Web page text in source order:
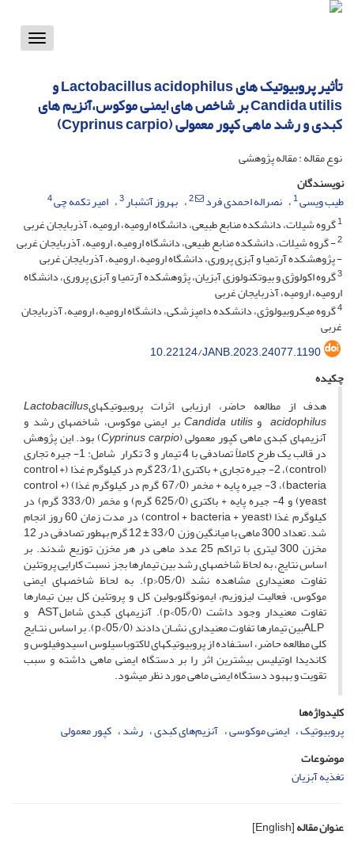
Toggle
تأثیر پروبیوتیک های Lactobacillus acidophilus و
Candida utilis بر شاخص های ایمنی موکوس،آنزیم های
کبدی و رشد ماهی کپور معمولی (Cyprinus carpio)
نوع مقاله : مقاله پژوهشی
نویسندگان
طیب ویسی1 نصراله احمدی فرد 2 بهروز آتشبار3 امیر تکمه چی4
1گروه شیلات، دانشکده منابع طبیعی، دانشگاه ارومیه، ارومیه، آذربایجان غربی
2- گروه شیلات، دانشکده منابع طبیعی، دانشگاه ارومیه، ارومیه، آذربایجان غربی
- پژوهشکده آرتمیا و آبزی پروری، دانشگاه ارومیه، ارومیه، آذربایجان غربی
3گروه اکولوژی و بیوتکنولوزی آبزیان، پژوهشکده آرتمیا و آبزی پروری، دانشگاه
ارومیه، ارومیه، آذربایجان غربی
4گروه میکروبیولوژی، دانشکده دامپزشکی، دانشگاه ارومیه، ارومیه، آذربایجان
غربی
10.22124/JANB.2023.24077.1190
چکیده
هدف از مطالعه حاضر، ارزیابی اثرات پروبیوتیک­هایLactobacillus
acidophilus وCandida utilisبر ایمنی موکوس، شاخص­های رشد و
آنزیم­های کبدی ماهی کپور معمولی ( Cyprinuscarpio ) بود. این پژوهش
در قالب یک طرح کاملاً تصادفی با 4 تیمار و 3 تکرار شامل: 1- جیره تجاری
(control)، 2- جیره تجاری + باکتری (23/1 گرم در کیلوگرم غذا (control +
bacteria)، 3- جیره پایه + مخمر (67/0 گرم در کیلوگرم غذا) (control +
yeast) و 4- جیره پایه + باکتری (625/0 گرم) و مخمر (333/0 گرم) در
کیلوگرم غذا (control + bacteria + yeast) در مدت زمان 60 روز انجام
شد. تعداد 300 ماهی با میانگین وزن 33/0 ± 12 گرم به­طور تصادفی در 12
مخزن 300 لیتری با تراکم 25 عدد ماهی در هر مخزن توزیع شدند. بر
اساس نتایج، به لحاظ شاخص­های رشد بین تیمارها بجز نسبت کارایی پروتئین
تفاوت معنی­داری مشاهده نشد (05/0<p). به لحاظ شاخص­های ایمنی
موکوس، فعالیت لیزوزیم، ایمونوگلوبولین کل و پروتئین کل بین تیمارها
تفاوت معنی­دار وجود داشت (05/0>p). آنزیم­های کبدی شاملAST و
ALPبین تیمارها تفاوت معنی­داری نشـان دادند (05/0>p). بر اساس نتـایج
کلی مطالعه حاضر، استـفاده از پروبیوتیک­های لاکتوباسیلوس اسیدوفیلوس و
کاندیدا اوتیلیس بیشترین اثر را بر دستگاه ایمنی ماهی داشته و سبب
تقویت و بهبود دستگاه ایمنی ماهی مورد نظر می­شود.
کلیدواژه‌ها
پروبیوتیک ایمنی موکوسی آنزیم‌های کبدی رشد کپور معمولی
موضوعات
تغذیه آبزیان
عنوان مقاله[English]